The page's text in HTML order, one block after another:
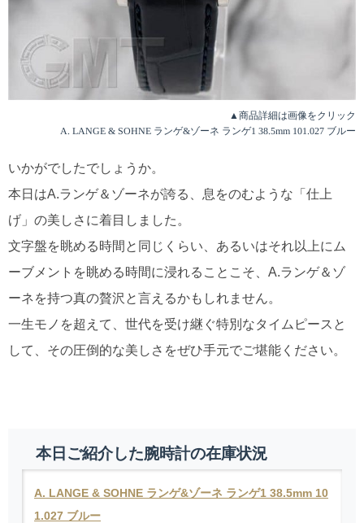
▲商品詳細は画像をクリック
A. LANGE & SOHNE ランゲ&ゾーネ ランゲ1 38.5mm 101.027 ブルー
いかがでしたでしょうか。
本日はA.ランゲ＆ゾーネが誇る、息をのむような「仕上
げ」の美しさに着目しました。
文字盤を眺める時間と同じくらい、あるいはそれ以上にム
ーブメントを眺める時間に浸れることこそ、A.ランゲ＆ゾ
ーネを持つ真の贅沢と言えるかもしれません。
一生モノを超えて、世代を受け継ぐ特別なタイムピースと
して、その圧倒的な美しさをぜひ手元でご堪能ください。
本日ご紹介した腕時計の在庫状況
A. LANGE & SOHNE ランゲ&ゾーネ ランゲ1 38.5mm 10
1.027 ブルー